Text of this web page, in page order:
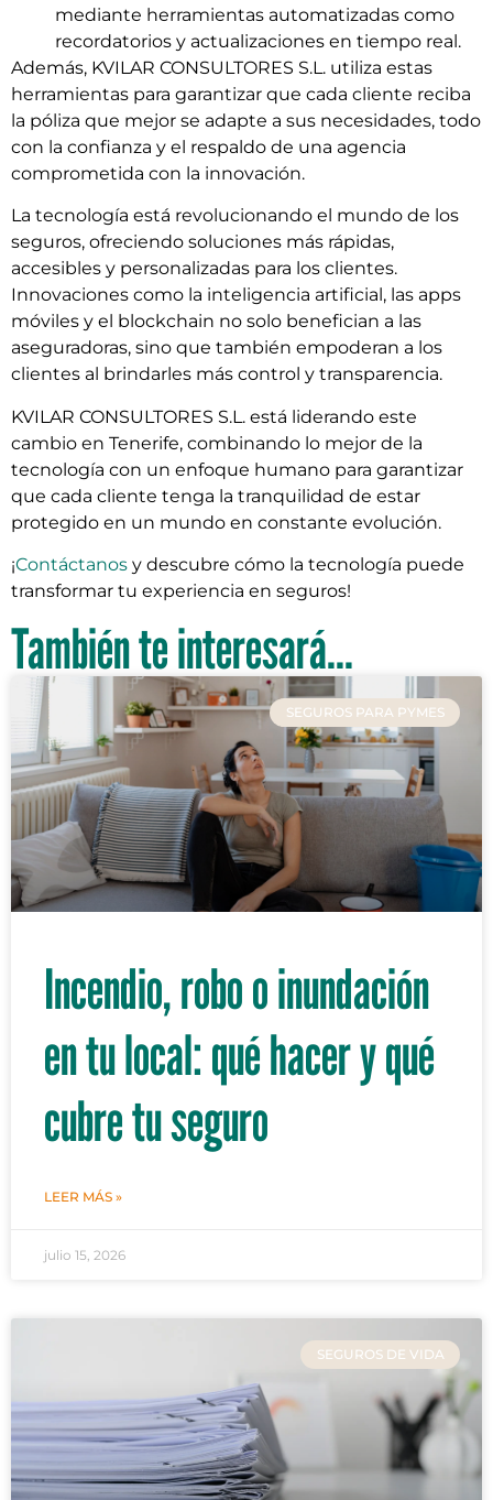
mediante herramientas automatizadas como
recordatorios y actualizaciones en tiempo real.
Además, KVILAR CONSULTORES S.L. utiliza estas
herramientas para garantizar que cada cliente reciba
la póliza que mejor se adapte a sus necesidades, todo
con la confianza y el respaldo de una agencia
comprometida con la innovación.
La tecnología está revolucionando el mundo de los
seguros, ofreciendo soluciones más rápidas,
accesibles y personalizadas para los clientes.
Innovaciones como la inteligencia artificial, las apps
móviles y el blockchain no solo benefician a las
aseguradoras, sino que también empoderan a los
clientes al brindarles más control y transparencia.
KVILAR CONSULTORES S.L. está liderando este
cambio en Tenerife, combinando lo mejor de la
tecnología con un enfoque humano para garantizar
que cada cliente tenga la tranquilidad de estar
protegido en un mundo en constante evolución.
¡Contáctanos y descubre cómo la tecnología puede
transformar tu experiencia en seguros!
También te interesará...
SEGUROS PARA PYMES
Incendio, robo o inundación
en tu local: qué hacer y qué
cubre tu seguro
LEER MÁS »
julio 15, 2026
SEGUROS DE VIDA